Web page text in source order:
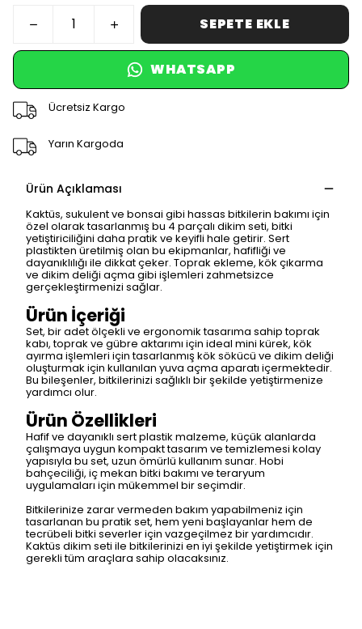
SEPETE EKLE
WHATSAPP
Ücretsiz Kargo
Yarın Kargoda
Ürün Açıklaması
Kaktüs, sukulent ve bonsai gibi hassas bitkilerin bakımı için
özel olarak tasarlanmış bu 4 parçalı dikim seti, bitki
yetiştiriciliğini daha pratik ve keyifli hale getirir. Sert
plastikten üretilmiş olan bu ekipmanlar, hafifliği ve
dayanıklılığı ile dikkat çeker. Toprak ekleme, kök çıkarma
ve dikim deliği açma gibi işlemleri zahmetsizce
gerçekleştirmenizi sağlar.
Ürün İçeriği
Set, bir adet ölçekli ve ergonomik tasarıma sahip toprak
kabı, toprak ve gübre aktarımı için ideal mini kürek, kök
ayırma işlemleri için tasarlanmış kök sökücü ve dikim deliği
oluşturmak için kullanılan yuva açma aparatı içermektedir.
Bu bileşenler, bitkilerinizi sağlıklı bir şekilde yetiştirmenize
yardımcı olur.
Ürün Özellikleri
Hafif ve dayanıklı sert plastik malzeme, küçük alanlarda
çalışmaya uygun kompakt tasarım ve temizlemesi kolay
yapısıyla bu set, uzun ömürlü kullanım sunar. Hobi
bahçeciliği, iç mekan bitki bakımı ve teraryum
uygulamaları için mükemmel bir seçimdir.
Bitkilerinize zarar vermeden bakım yapabilmeniz için
tasarlanan bu pratik set, hem yeni başlayanlar hem de
tecrübeli bitki severler için vazgeçilmez bir yardımcıdır.
Kaktüs dikim seti ile bitkilerinizi en iyi şekilde yetiştirmek için
gerekli tüm araçlara sahip olacaksınız.